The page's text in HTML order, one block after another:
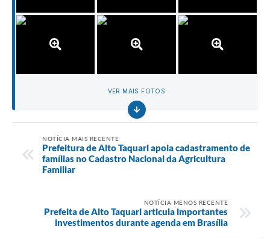
VER MAIS FOTOS
NOTÍCIA MAIS RECENTE
Prefeitura de Alto Taquari apoia cadastramento de
famílias no Cadastro Nacional da Agricultura
Familiar
NOTÍCIA MENOS RECENTE
Prefeita de Alto Taquari articula importantes
investimentos durante agenda em Brasília